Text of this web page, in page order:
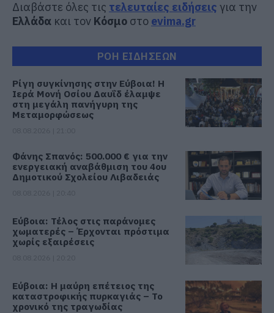
Διαβάστε όλες τις τελευταίες ειδήσεις για την
Ελλάδα και τον Κόσμο στο evima.gr
ΡΟΗ ΕΙΔΗΣΕΩΝ
Ρίγη συγκίνησης στην Εύβοια! Η
Ιερά Μονή Οσίου Δαυΐδ έλαμψε
στη μεγάλη πανήγυρη της
Μεταμορφώσεως
Φάνης Σπανός: 500.000 € για την
ενεργειακή αναβάθμιση του 4ου
Δημοτικού Σχολείου Λιβαδειάς
Εύβοια: Τέλος στις παράνομες
χωματερές – Έρχονται πρόστιμα
χωρίς εξαιρέσεις
Εύβοια: Η μαύρη επέτειος της
καταστροφικής πυρκαγιάς – Το
χρονικό της τραγωδίας